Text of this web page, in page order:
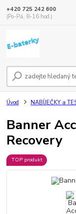
+420 725 242 600
(Po-Pá, 8-16 hod.)
Úvod NABÍJEČKY a
Banner
Recovery
TOP produkt